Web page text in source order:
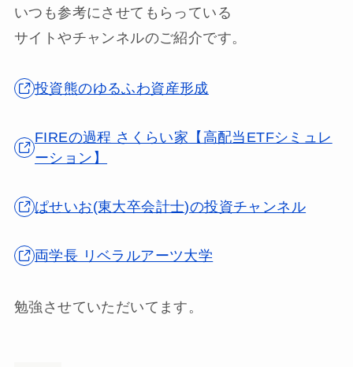
いつも参考にさせてもらっている
サイトやチャンネルのご紹介です。
投資熊のゆるふわ資産形成
FIREの過程 さくらい家【高配当ETFシミュレ
ーション】
ぱせいお(東大卒会計士)の投資チャンネル
両学長 リベラルアーツ大学
勉強させていただいてます。